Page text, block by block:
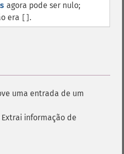
agora pode ser nulo;
era
.
uma entrada de um
Extrai informação de